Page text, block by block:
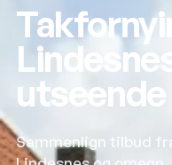
utseende
Sammenlign tilbud